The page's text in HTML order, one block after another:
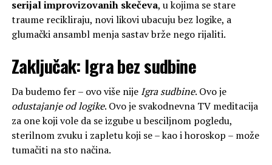
serijal improvizovanih skečeva, u kojima se stare
traume recikliraju, novi likovi ubacuju bez logike, a
glumački ansambl menja sastav brže nego rijaliti.
Zaključak: Igra bez sudbine
Da budemo fer – ovo više nije Igra sudbine. Ovo je
odustajanje od logike. Ovo je svakodnevna TV meditacija
za one koji vole da se izgube u besciljnom pogledu,
sterilnom zvuku i zapletu koji se – kao i horoskop – može
tumačiti na sto načina.